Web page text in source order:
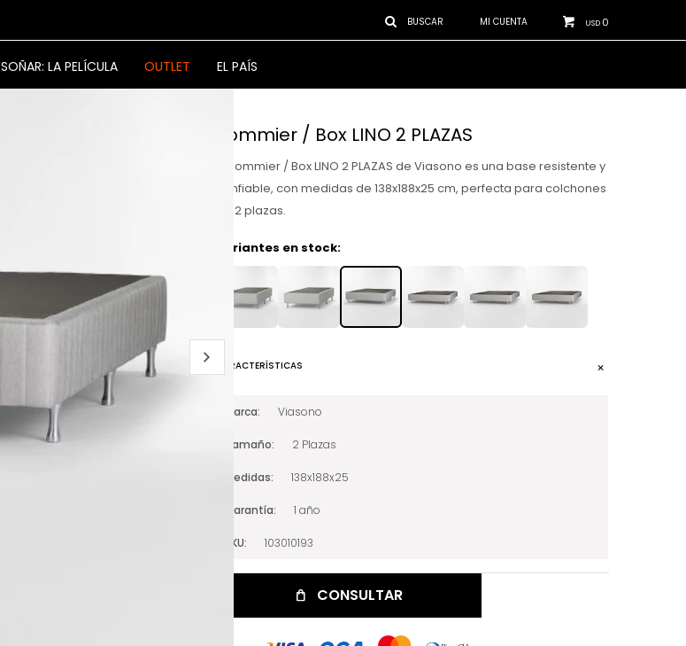
SOÑAR: LA PELÍCULA OUTLET EL PAÍS
USD 0
Sommier / Box LINO 2 PLAZAS
El Sommier / Box LINO 2 PLAZAS de Viasono es una base resistente y
confiable, con medidas de 138x188x25 cm, perfecta para colchones
de 2 plazas.
Variantes en stock:
CARACTERÍSTICAS
Marca Viasono
Tamaño 2 Plazas
Medidas 138x188x25
Garantía 1 año
SKU 103010193
CONSULTAR